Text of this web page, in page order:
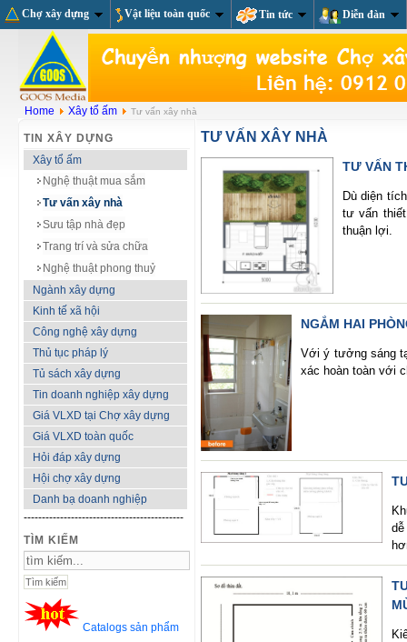
Chợ xây dựng Vật liệu toàn quốc Tin tức Diễn đàn
Home Xây tổ ấm Tư vấn xây nhà
TIN XÂY DỰNG
Xây tổ ấm
Nghệ thuật mua sắm
Tư vấn xây nhà
Sưu tập nhà đẹp
Trang trí và sửa chữa
Nghệ thuật phong thuỷ
Ngành xây dựng
Kinh tế xã hội
Công nghệ xây dựng
Thủ tục pháp lý
Tủ sách xây dựng
Tin doanh nghiệp xây dựng
Giá VLXD tại Chợ xây dựng
Giá VLXD toàn quốc
Hỏi đáp xây dựng
Hội chợ xây dựng
Danh bạ doanh nghiệp
--------------------------------------------
TÌM KIẾM
Catalogs sản phẩm
TƯ VẤN XÂY NHÀ
TƯ VẤN
Dù diện
tư vấn
thuận lợi.
NGẮM HAI
Với ý tưởng sáng
xác hoàn toàn với